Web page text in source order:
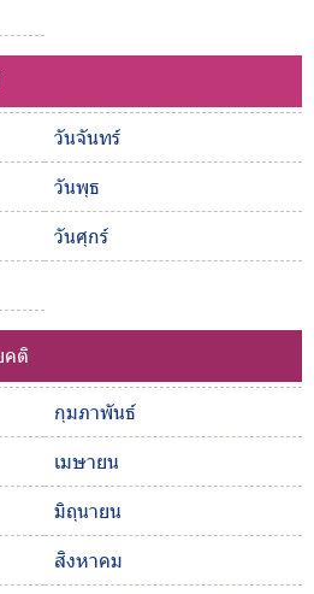
วันจันทร์
วันพุธ
วันศุกร์
คติ
กุมภาพันธ์
เมษายน
มิถุนายน
สิงหาคม